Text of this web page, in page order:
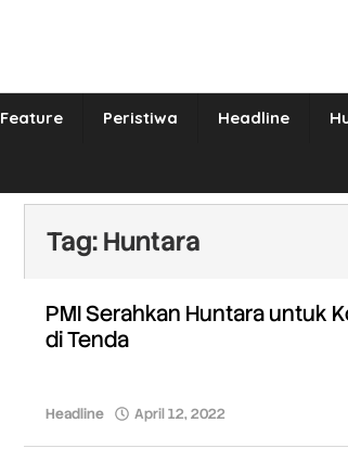
Feature Peristiwa Headline
Tag:Huntara
PMI Serahkan Huntara untuk
di Tenda
Headline April 12, 2022